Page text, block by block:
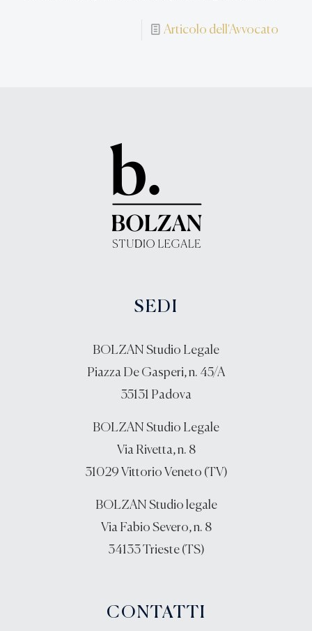
Articolo dell'Avvocato
SEDI
BOLZAN Studio Legale
Piazza De Gasperi, n. 45/A
35131 Padova
BOLZAN Studio Legale
Via Rivetta, n. 8
31029 Vittorio Veneto (TV)
BOLZAN Studio legale
Via Fabio Severo, n. 8
34133 Trieste (TS)
CONTATTI